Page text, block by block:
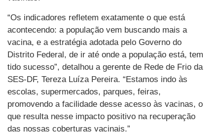
“Os indicadores refletem exatamente o que está
acontecendo: a população vem buscando mais a
vacina, e a estratégia adotada pelo Governo do
Distrito Federal, de ir até onde a população está, tem
tido sucesso”, detalhou a gerente de Rede de Frio da
SES-DF, Tereza Luíza Pereira. “Estamos indo às
escolas, supermercados, parques, feiras,
promovendo a facilidade desse acesso às vacinas, o
que resulta nesse impacto positivo na recuperação
das nossas coberturas vacinais.”